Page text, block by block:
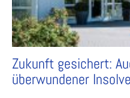
Zukunft gesichert:
überwundener